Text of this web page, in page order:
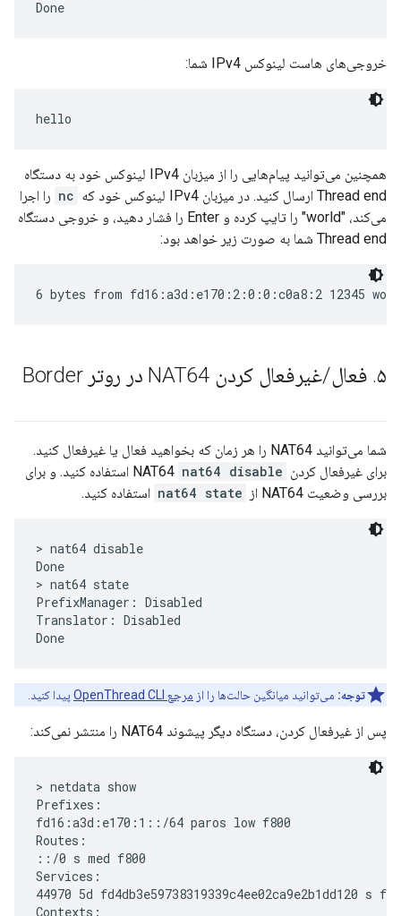
خروجی‌های هاست لینوکس IPv4 شما:
همچنین می‌توانید پیام‌هایی را از میزبان IPv4 لینوکس خود به دستگاه
Thread end ارسال کنید. در میزبان IPv4 لینوکس خود که
nc را اجرا
می‌کند، "world" را تایپ کرده و Enter را فشار دهید، و خروجی دستگاه
Thread end شما به صورت زیر خواهد بود:
۵. فعال/غیرفعال کردن NAT64 در روتر Border
شما می‌توانید NAT64 را هر زمان که بخواهید فعال یا غیرفعال کنید.
برای غیرفعال کردن NAT64 nat64 disable
استفاده کنید. و برای
بررسی وضعیت NAT64 از
nat64 state استفاده کنید.
> nat64 disable
Done
> nat64 state
PrefixManager: Disabled
Translator: Disabled
توجه: می‌توانید میانگین حالت‌ها را از مرجع OpenThread CLI پیدا کنید.
پس از غیرفعال کردن، دستگاه دیگر پیشوند NAT64 را منتشر نمی‌کند:
> netdata show
Prefixes:
fd16:a3d:e170:1::/64 paros low f800
Routes:
::/0 s med f800
Services:
44970 5d fd4db3e59738319339c4ee02ca9e2b1dd120 s
Contexts: